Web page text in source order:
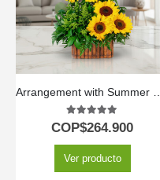
5.00out of 5
COP$264.900
Ver producto